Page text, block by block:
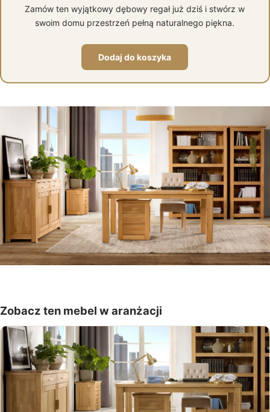
Zamów ten wyjątkowy dębowy regał już dziś i stwórz w
swoim domu przestrzeń pełną naturalnego piękna.
Dodaj do koszyka
Zobacz ten mebel w aranżacji